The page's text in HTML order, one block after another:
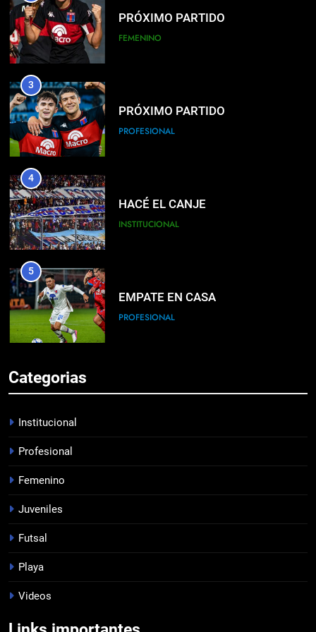
PRÓXIMO PARTIDO
FEMENINO
3
PRÓXIMO PARTIDO
PROFESIONAL
4
HACÉ EL CANJE
INSTITUCIONAL
5
EMPATE EN CASA
PROFESIONAL
DERROTA DE LOCAL
7
8
Categorias
Institucional
Profesional
Femenino
Juveniles
Futsal
Playa
Videos